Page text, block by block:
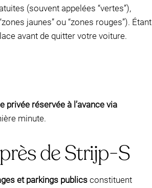
(souvent appelées “vertes”),
jaunes” ou “zones rouges”). Étant
avant de quitter votre voiture.
privée réservée à l’avance via
minute.
de Strijp-S
et parkings publics constituent